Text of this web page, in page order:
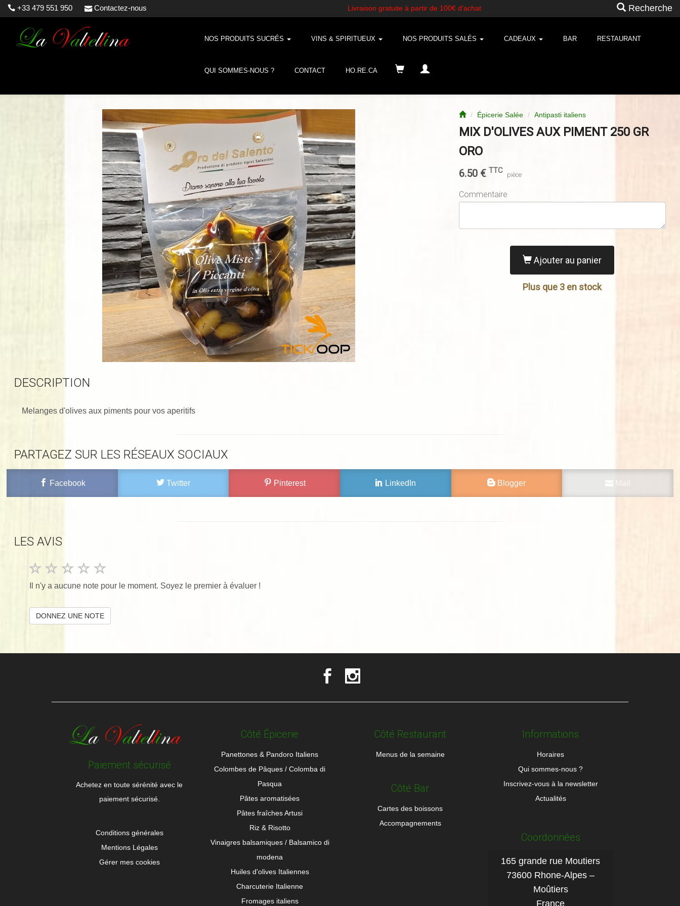
+33 479 551 950 Contactez-nous Recherche
NOS PRODUITS SUCRÉS VINS & SPIRITUEUX NOS PRODUITS SALÉS CADEAUX BAR RESTAURANT
QUI SOMMES-NOUS ? CONTACT HO.RE.CA
Épicerie Salée Antipasti italiens
MIX D'OLIVES AUX PIMENT 250 GR
ORO
6.50€ TTC pièce
Commentaire
Ajouter au panier
Plus que 3 en stock
DESCRIPTION
Melanges d'olives aux piments pour vos aperitifs
PARTAGEZ SUR LES RÉSEAUX SOCIAUX
Facebook Twitter Pinterest LinkedIn Blogger
LES AVIS
Il n'y a aucune note pour le moment. Soyez le premier à évaluer !
DONNEZ UNE NOTE
Paiement sécurisé
Achetez en toute sérénité avec le
paiement sécurisé.
Conditions générales
Mentions Légales
Gérer mes cookies
Côté Épicerie
Panettones & Pandoro Italiens
Colombes de Pâques / Colomba di
Pasqua
Pâtes aromatisées
Pâtes fraîches Artusi
Riz & Risotto
Vinaigres balsamiques / Balsamico di
modena
Huiles d'olives Italiennes
Charcuterie Italienne
Fromages italiens
Côté Restaurant
Menus de la semaine
Côté Bar
Cartes des boissons
Accompagnements
Informations
Horaires
Qui sommes-nous ?
Inscrivez-vous à la newsletter
Actualités
Coordonnées
165 grande rue Moutiers
73600 Rhone-Alpes –
Moûtiers
France